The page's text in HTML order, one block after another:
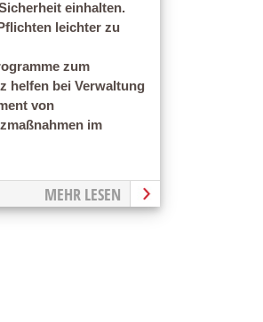
einhalten.
leichter zu
zum
helfen bei Verwaltung
von
im
MEHR LESEN